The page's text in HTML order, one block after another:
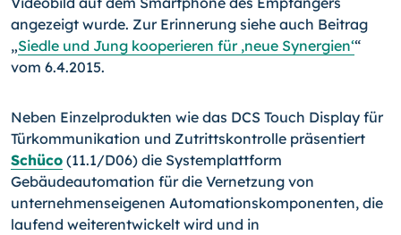
angezeigt wurde. Zur Erinnerung siehe auch Beitrag
„Siedle und Jung kooperieren für ,neue Synergien‘“
vom 6.4.2015.
Neben Einzelprodukten wie das DCS Touch Display für
Türkom­munikation und Zutrittskontrolle präsentiert
Schüco (11.1/­D06) die Systemplattform
Gebäudeautomation für die Vernet­zung von
unternehmenseigenen Automationskomponenten, die
laufend weiterentwickelt wird und in